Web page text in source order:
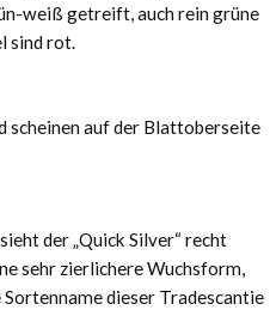
weiß getreift, auch rein grüne
sind rot.
scheinen auf der Blattoberseite
der „Quick Silver“ recht
sehr zierlichere Wuchsform,
dieser Tradescantie